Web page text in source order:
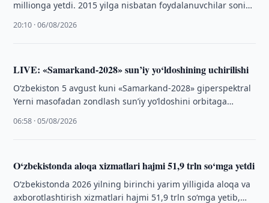
millionga yetdi. 2015 yilga nisbatan foydalanuvchilar soni
20:10 · 06/08/2026
LIVE: «Samarkand-2028» sun’iy yo‘ldoshining uchirilishi
O‘zbekiston 5 avgust kuni «Samarkand-2028» giperspektral
Yerni masofadan zondlash sun’iy yo‘ldoshini orbitaga
Vostok kosmodromidan, Toshkent vaqti …
06:58 · 05/08/2026
O‘zbekistonda aloqa xizmatlari hajmi 51,9 trln so‘mga yetdi
O‘zbekistonda 2026 yilning birinchi yarim yilligida aloqa va
axborotlashtirish xizmatlari hajmi 51,9 trln so‘mga yetib,